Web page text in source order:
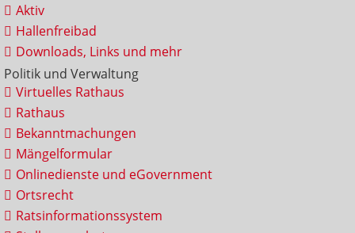
Aktiv
Hallenfreibad
Downloads, Links und mehr
Politik und Verwaltung
Virtuelles Rathaus
Rathaus
Bekanntmachungen
Mängelformular
Onlinedienste und eGovernment
Ortsrecht
Ratsinformationssystem